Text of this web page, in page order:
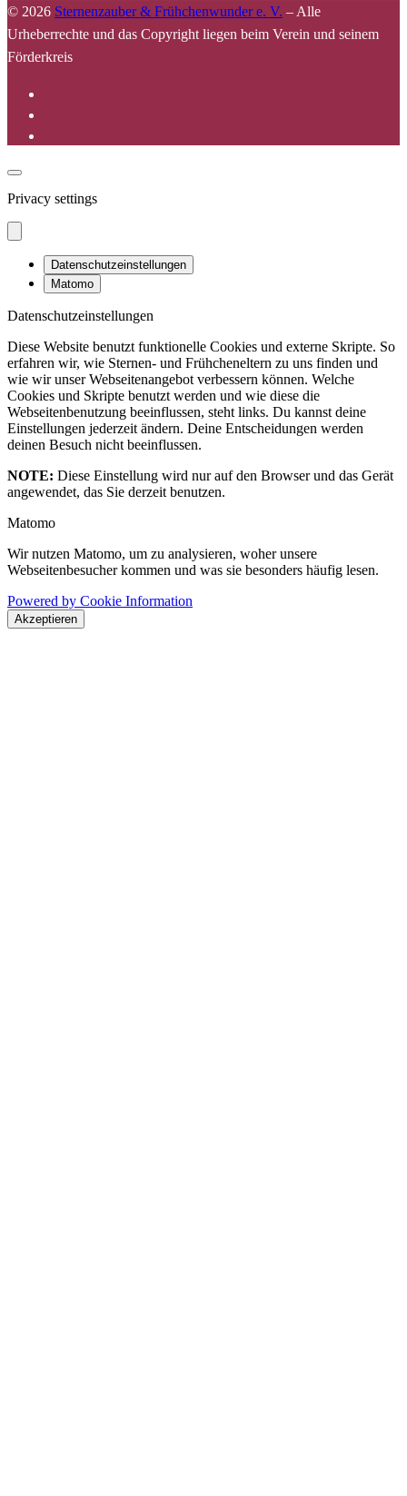
© 2026 Sternenzauber & Frühchenwunder e. V. – Alle
Urheberrechte und das Copyright liegen beim Verein und seinem
Förderkreis
Privacy settings
Datenschutzeinstellungen
Matomo
Datenschutzeinstellungen
Diese Website benutzt funktionelle Cookies und externe Skripte. So
erfahren wir, wie Sternen- und Frühcheneltern zu uns finden und
wie wir unser Webseitenangebot verbessern können. Welche
Cookies und Skripte benutzt werden und wie diese die
Webseitenbenutzung beeinflussen, steht links. Du kannst deine
Einstellungen jederzeit ändern. Deine Entscheidungen werden
deinen Besuch nicht beeinflussen.
NOTE: Diese Einstellung wird nur auf den Browser und das Gerät
angewendet, das Sie derzeit benutzen.
Matomo
Wir nutzen Matomo, um zu analysieren, woher unsere
Webseitenbesucher kommen und was sie besonders häufig lesen.
Powered by Cookie Information
Akzeptieren